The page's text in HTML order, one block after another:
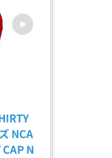
NCA
N